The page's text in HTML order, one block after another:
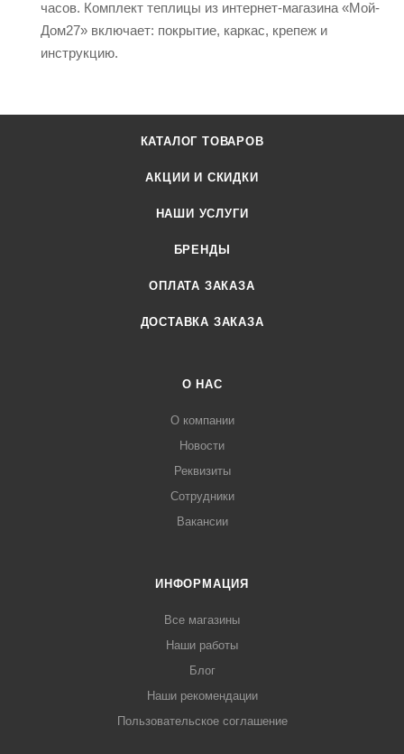
часов. Комплект теплицы из интернет-магазина «Мой-
Дом27» включает: покрытие, каркас, крепеж и
инструкцию.
КАТАЛОГ ТОВАРОВ
АКЦИИ И СКИДКИ
НАШИ УСЛУГИ
БРЕНДЫ
ОПЛАТА ЗАКАЗА
ДОСТАВКА ЗАКАЗА
О НАС
О компании
Новости
Реквизиты
Сотрудники
Вакансии
ИНФОРМАЦИЯ
Все магазины
Наши работы
Блог
Наши рекомендации
Пользовательское соглашение